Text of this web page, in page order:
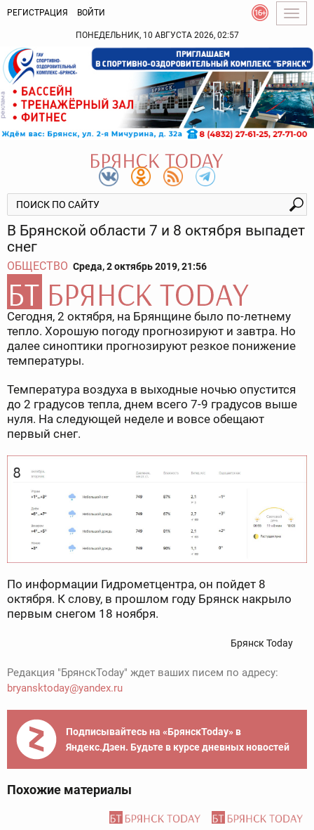
РЕГИСТРАЦИЯ ВОЙТИ
ПОНЕДЕЛЬНИК, 10 АВГУСТА 2026, 02:57
В Брянской области 7 и 8 октября выпадет
снег
ОБЩЕСТВО Среда, 2 октябрь 2019, 21:56
Сегодня, 2 октября, на Брянщине было по-летнему
тепло. Хорошую погоду прогнозируют и завтра. Но
далее синоптики прогнозируют резкое понижение
температуры.
Температура воздуха в выходные ночью опустится
до 2 градусов тепла, днем всего 7-9 градусов выше
нуля. На следующей неделе и вовсе обещают
первый снег.
По информации Гидрометцентра, он пойдет 8
октября. К слову, в прошлом году Брянск накрыло
первым снегом 18 ноября.
Брянск Today
Редакция "БрянскToday" ждет ваших писем по адресу:
bryansktoday@yandex.ru
Подписывайтесь на «БрянскToday» в
Яндекс.Дзен. Будьте в курсе дневных новостей
Похожие материалы